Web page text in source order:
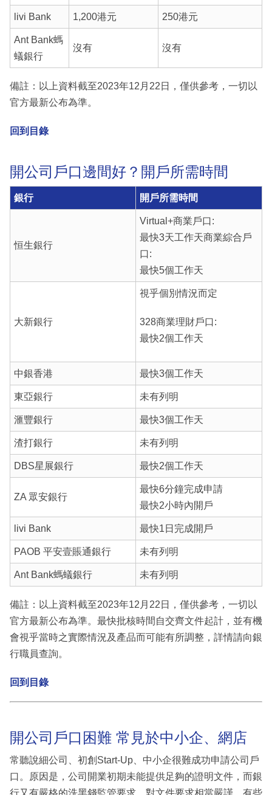
livi Bank 1,200港元 250港元
Ant Bank螞
蟻銀行
沒有 沒有
備註：以上資料截至2023年12月22日，僅供參考，一切以
官方最新公布為準。
回到目錄
開公司戶口邊間好？開戶所需時間
銀行 開戶所需時間
恒生銀行
Virtual+商業戶口:
最快3天工作天商業綜合戶
口:
最快5個工作天
大新銀行
視乎個別情況而定
328商業理財戶口:
最快2個工作天
中銀香港 最快3個工作天
東亞銀行 未有列明
滙豐銀行 最快3個工作天
渣打銀行 未有列明
DBS星展銀行 最快2個工作天
ZA 眾安銀行
最快6分鐘完成申請
最快2小時內開戶
livi Bank 最快1日完成開戶
PAOB 平安壹賬通銀行 未有列明
Ant Bank螞蟻銀行 未有列明
備註：以上資料截至2023年12月22日，僅供參考，一切以
官方最新公布為準。最快批核時間自交齊文件起計，並有機
會視乎當時之實際情況及產品而可能有所調整，詳情請向銀
行職員查詢。
回到目錄
開公司戶口困難 常見於中小企、網店
常聽說細公司、初創Start-Up、中小企很難成功申請公司戶
口。原因是，公司開業初期未能提供足夠的證明文件，而銀
行又有嚴格的洗黑錢監管要求，對文件要求相當嚴謹，有些